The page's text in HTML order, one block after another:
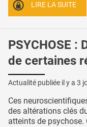
LIRE LA SUITE
PSYCHOSE :
de certaines
Actualité publiée il y a 3
Ces
des altérations clés
atteints de psychose.